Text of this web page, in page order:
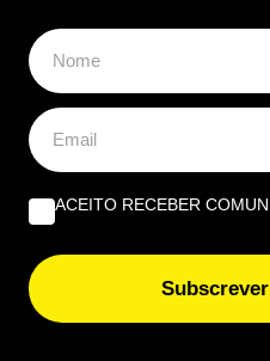
ALGARVE,
“O verdadeiro
churrasqueira
pode comer
por
16:40 5 Agosto,
Há uma paragem na
receitas mais
ACEITO RECEBER